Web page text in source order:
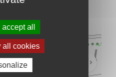
Vés-hi
all
all cookies